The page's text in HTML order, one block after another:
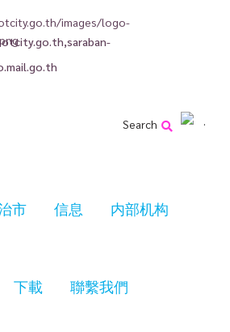
,saraban-
Search
市 信息 内部机构
下載 聯繫我們